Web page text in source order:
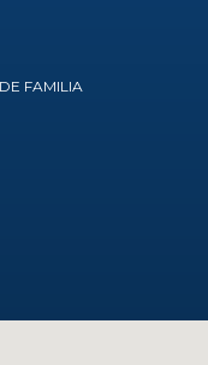
FAMILIA